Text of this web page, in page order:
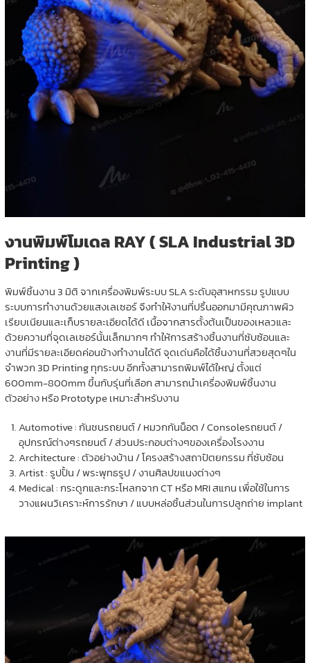
งานพิมพ์โมเดล RAY ( SLA Industrial 3D
Printing )
พิมพ์ชิ้นงาน 3 มิติ จากเครื่องพิมพ์ระบบ SLA ระดับอุสาหกรรม รูปแบบ
ระบบการทำงานด้วยแสงเลเซอร์ จึงทำให้งานที่ปริ้นออกมามีคุณภาพผิว
เรียบเนียนและเก็บรายละเอียดได้ดี เนื้อจากสารตั้งต้นเป็นของเหลวและ
ด้วยความที่จุดเลเซอร์นั้นเล็กมากๆ ทำให้การสร้างชิ้นงานที่ซับซ้อนและ
งานที่มีรายละเอียดค่อนข้างทำงานได้ดี จุดเด่นคือได้ชิ้นงานที่สวยสุดๆใน
จำพวก 3D Printing ทุกระบบ อีกทั้งสามารถพิมพ์ได้ใหญ่ ตั้งแต่
600mm-800mm ขึ้นกับรุ่นที่เลือก สามารถนำเครื่องพิมพ์ชิ้นงาน
ตัวอย่าง หรือ Prototype เหมาะสำหรับงาน
Automotive : กันชนรถยนต์ / หมวกกันน็อต / Consoleรถยนต์ /
อุปกรณ์ต่างๆรถยนต์ / ส่วนประกอบต่างๆของเครื่องโรงงาน
Architecture : ตัวอย่างบ้าน / โครงสร้างสถาปัตยกรรม ที่ซับซ้อน
Artist : รูปปั้น / พระพุทธรูป / งานศิลปขแนงต่างๆ
Medical : กระดูกและกระโหลกจาก CT หรือ MRI สแกน เพื่อใช้ในการ
วางแผนวิเคราะห์การรักษา / แบบหล่อชิ้นส่วนในการปลูกถ่าย implant